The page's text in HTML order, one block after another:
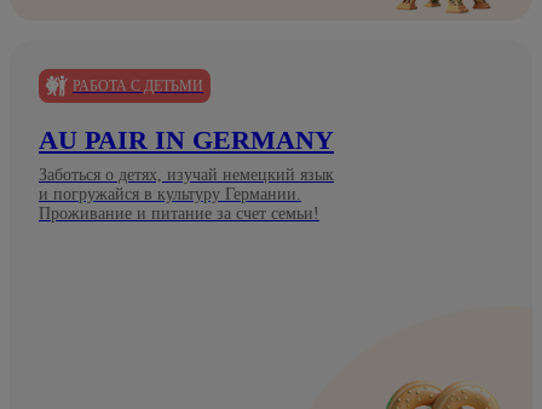
РАБОТА С ДЕТЬМИ
AU PAIR IN GERMANY
Заботься о детях, изучай немецкий язык
и погружайся в культуру Германии.
Проживание и питание за счет семьи!